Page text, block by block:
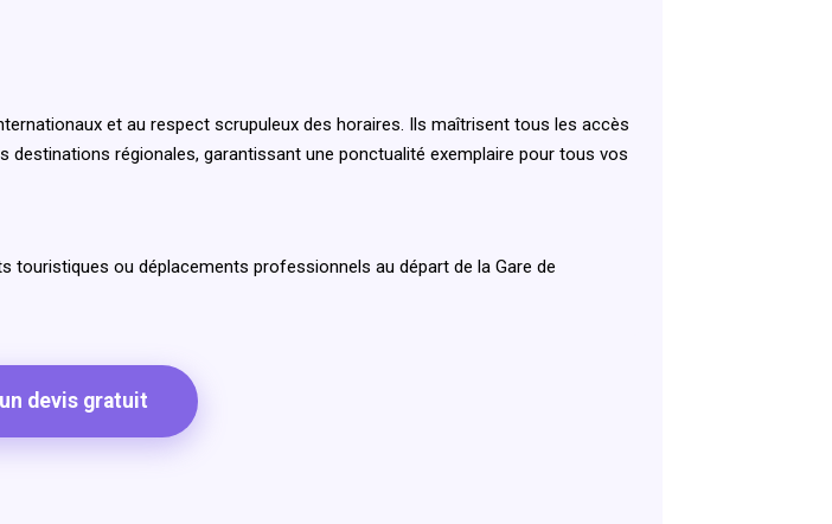
et au respect scrupuleux des horaires. Ils maîtrisent tous les accès
destinations régionales, garantissant une ponctualité exemplaire pour tous vos
touristiques ou déplacements professionnels au départ de la Gare de
devis gratuit